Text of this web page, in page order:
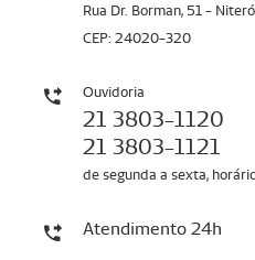
Rua Dr. Borman, 51 -
CEP: 24020-320
Ouvidoria
21 3803-1120
21 3803-1121
de segunda a sexta,
Atendimento 24h